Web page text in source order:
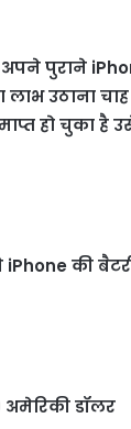
पुराने
उठाना
हो चुका है
की
अमेरिकी डॉलर